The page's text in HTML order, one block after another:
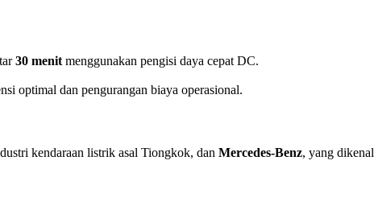
30 menit menggunakan pengisi daya cepat DC.
optimal dan pengurangan biaya operasional.
kendaraan listrik asal Tiongkok, dan Mercedes-Benz, yang